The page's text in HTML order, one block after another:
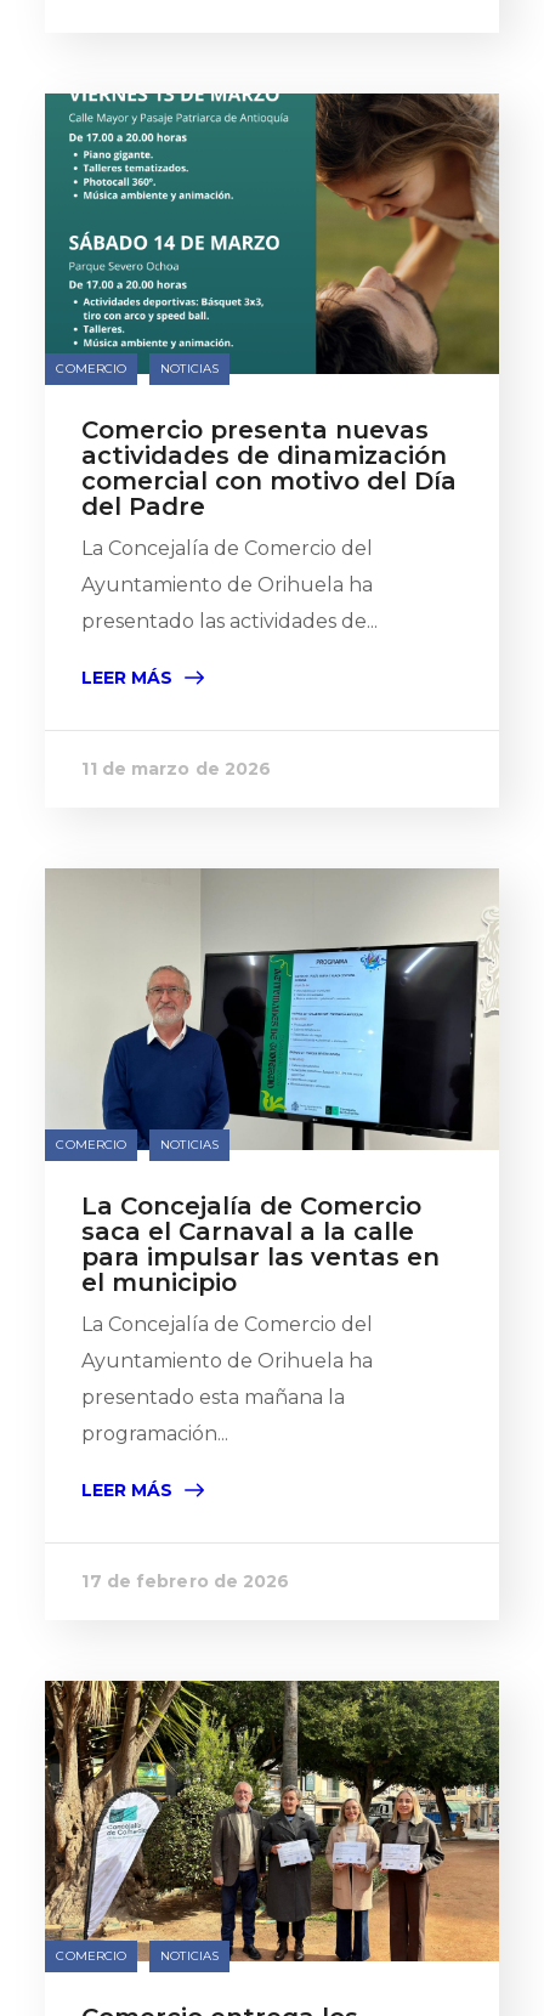
COMERCIO NOTICIAS
Comercio presenta nuevas
actividades de dinamización
comercial con motivo del Día
del Padre
La Concejalía de Comercio del
Ayuntamiento de Orihuela ha
presentado las actividades de...
LEER MÁS
11 de marzo de 2026
COMERCIO NOTICIAS
La Concejalía de Comercio
saca el Carnaval a la calle
para impulsar las ventas en
el municipio
La Concejalía de Comercio del
Ayuntamiento de Orihuela ha
presentado esta mañana la
programación...
LEER MÁS
17 de febrero de 2026
COMERCIO NOTICIAS